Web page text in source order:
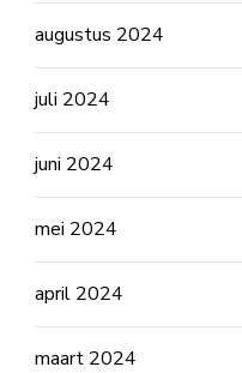
augustus 2024
juli 2024
juni 2024
mei 2024
april 2024
maart 2024